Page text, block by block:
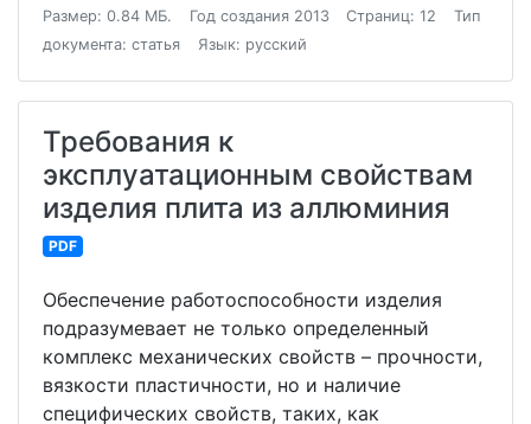
Размер: 0.84 МБ. Год создания 2013 Страниц: 12
Тип
документа: статья
Язык: русский
Требования к
эксплуатационным свойствам
изделия плита из аллюминия
PDF
Обеспечение работоспособности изделия
подразумевает не только определенный
комплекс механических свойств – прочности,
вязкости пластичности, но и наличие
специфических свойств, таких, как